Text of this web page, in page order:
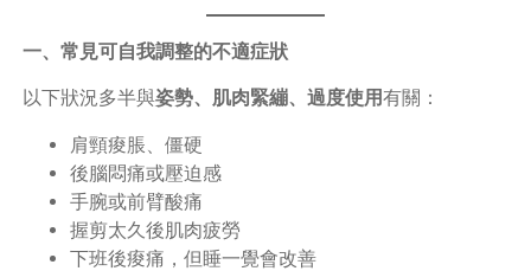
一、常見可自我調整的不適症狀
以下狀況多半與姿勢、肌肉緊繃、過度使用有關：
肩頸痠脹、僵硬
後腦悶痛或壓迫感
手腕或前臂酸痛
握剪太久後肌肉疲勞
下班後痠痛，但睡一覺會改善